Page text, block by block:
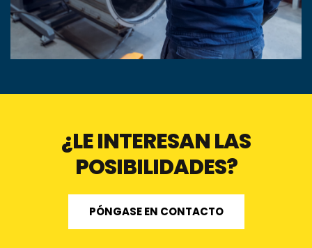
¿LE INTERESAN LAS
POSIBILIDADES?
PÓNGASE EN CONTACTO